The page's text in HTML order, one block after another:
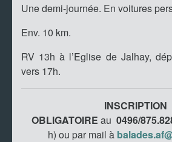
Une demi-journée. En voitures
Env. 10 km.
RV 13h à l’Eglise de Jalhay,
vers 17h.
INSCRIPTION
OBLIGATOIRE au 0496/
h) ou par mail à